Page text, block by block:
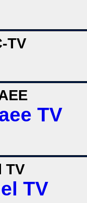
TV
TV
TV
TV